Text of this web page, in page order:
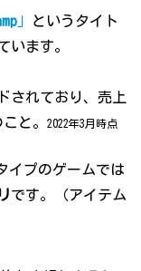
」
というタイト
います。
されており、売上
と。
2022年3月時点
イプのゲームでは
です。（アイテム